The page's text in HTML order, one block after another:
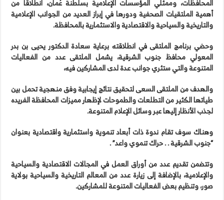
المحافظات، وممثلي المؤسسات الإعلامية بسلطنة عُمان، انطلاقاً من
أهمية الملتقيات الصحفية ودورها في إبراز العديد من الجوانب الإعلامية
والتاريخية والسياحية والاقتصادية والاستثمارية بالمحافظة.
وحضي برنامج الملتقى في انطلاقته برعاية سعادة الدكتور يحيى بن بدر
المعولي محافظ جنوب الشرقية، يشمل الملتقى عدد من الفعاليات
المتنوعة والتي ستثري جوانب عدة لدى المشاركين فيه،
والهدف من الملتقى السعى لتحقيق نتائج إيجابية وفق منهجية تحمل بين
طياتها الكثير من التطلعات والطموحات لإظهار مميزات المحافظة الفريده
لجذب الأنظار إليها عبر وسائل الإعلام المتنوعة.
وهناك سوف تقام ندوة ذات أبعاد تنموية واستثمارية واقتصادية بعنوان
“جنوب الشرقية . . حراك تنموي واعد” .
وتتضمن تقديم عدد من أوراق العمل في المجالات الاقتصادية والسياحية
والإعلامية، بالإضافة إلى زيارة عدد من المعالم التاريخية والسياحية بولاية
صور، وتنظيم بعض الفعاليات المتنوعة للمشاركين.